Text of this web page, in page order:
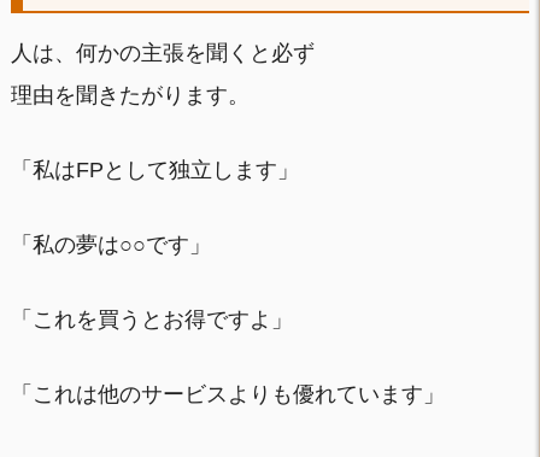
人は、何かの主張を聞くと必ず
理由を聞きたがります。
「私はFPとして独立します」
「私の夢は○○です」
「これを買うとお得ですよ」
「これは他のサービスよりも優れています」